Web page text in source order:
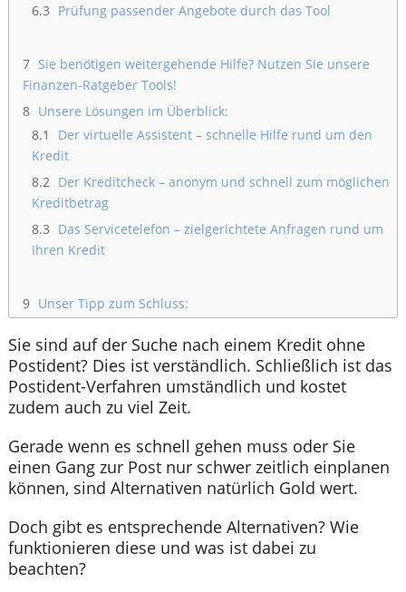
6.3 Prüfung passender Angebote durch das Tool
7 Sie benötigen weitergehende Hilfe? Nutzen Sie unsere
Finanzen-Ratgeber Tools!
8 Unsere Lösungen im Überblick:
8.1
Der virtuelle Assistent – schnelle Hilfe rund um den
Kredit
8.2 Der Kreditcheck – anonym und schnell zum möglichen
Kreditbetrag
8.3 Das Servicetelefon – zielgerichtete Anfragen rund um
Ihren Kredit
9 Unser Tipp zum Schluss:
Sie sind auf der Suche nach einem Kredit ohne
Postident? Dies ist verständlich. Schließlich ist das
Postident-Verfahren umständlich und kostet
zudem auch zu viel Zeit.
Gerade wenn es schnell gehen muss oder Sie
einen Gang zur Post nur schwer zeitlich einplanen
können, sind Alternativen natürlich Gold wert.
Doch gibt es entsprechende Alternativen? Wie
funktionieren diese und was ist dabei zu
beachten?